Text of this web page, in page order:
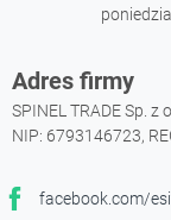
Adres firmy
SPINEL TRADE Sp.
NIP: 6793146723,
facebook.com/
Facebook